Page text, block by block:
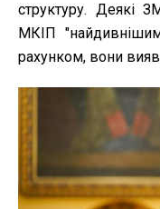
структуру. Деякі
МКІП
рахунком, вони